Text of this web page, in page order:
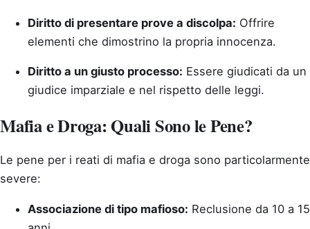
Diritto di presentare prove a discolpa: Offrire
elementi che dimostrino la propria innocenza.
Diritto a un giusto processo: Essere giudicati da un
giudice imparziale e nel rispetto delle leggi.
Mafia e Droga: Quali Sono le Pene?
Le pene per i reati di mafia e droga sono particolarmente
severe:
Associazione di tipo mafioso: Reclusione da 10 a 15